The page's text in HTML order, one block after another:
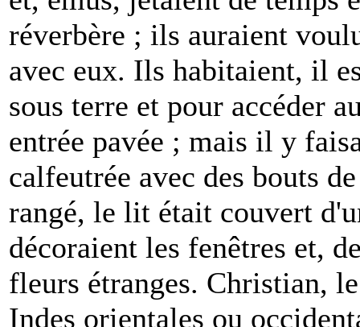
réverbère ; ils auraient
avec eux. Ils habitaient, il
sous terre et pour accéder
entrée pavée ; mais il y
calfeutrée avec des bouts
rangé, le lit était couvert
décoraient les fenêtres et,
fleurs étranges. Christian,
Indes orientales ou